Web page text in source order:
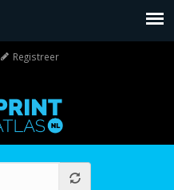
Registreer